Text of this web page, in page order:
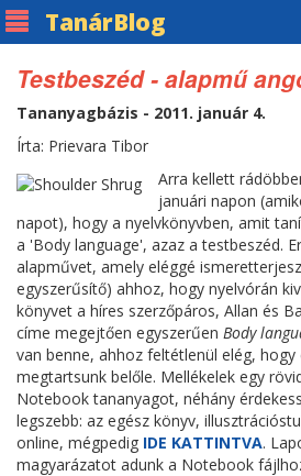
TanárBlog
Testbeszéd - alapmű
Tananyagbázis - 2011. január 4.
Írta: Prievara Tibor
Arra kellett
januári napon
napot), hogy a nyelvkönyvben, amit
a 'Body language', azaz a testbeszéd.
alapművet, amely eléggé
egyszerűsítő) ahhoz, hogy nyelvórán
könyvet a híres szerzőpáros, Allan és
címe megejtően egyszerűen Body
van benne, ahhoz feltétlenül elég,
megtartsunk belőle. Mellékelek egy
Notebook tananyagot, néhány
legszebb: az egész könyv,
online, mégpedig IDE KATTINTVA.
magyarázatot adunk a Notebook